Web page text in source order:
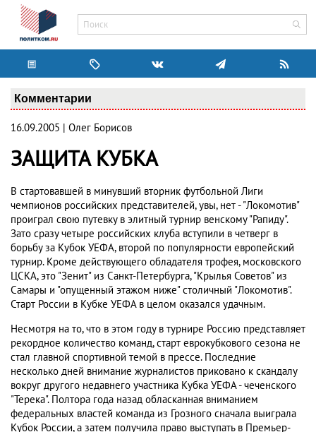
Комментарии
16.09.2005 | Олег Борисов
ЗАЩИТА КУБКА
В стартовавшей в минувший вторник футбольной Лиги
чемпионов российских представителей, увы, нет - "Локомотив"
проиграл свою путевку в элитный турнир венскому "Рапиду".
Зато сразу четыре российских клуба вступили в четверг в
борьбу за Кубок УЕФА, второй по популярности европейский
турнир. Кроме действующего обладателя трофея, московского
ЦСКА, это "Зенит" из Санкт-Петербурга, "Крылья Советов" из
Самары и "опущенный этажом ниже" столичный "Локомотив".
Старт России в Кубке УЕФА в целом оказался удачным.
Несмотря на то, что в этом году в турнире Россию представляет
рекордное количество команд, старт еврокубкового сезона не
стал главной спортивной темой в прессе. Последние
несколько дней внимание журналистов приковано к скандалу
вокруг другого недавнего участника Кубка УЕФА - чеченского
"Терека". Полтора года назад обласканная вниманием
федеральных властей команда из Грозного сначала выиграла
Кубок России, а затем получила право выступать в Премьер-